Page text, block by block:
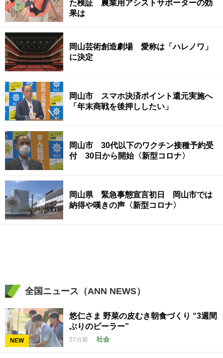
た検証 農業用アシストサポーターの効
果は
岡山芸術創造劇場 愛称は「ハレノワ」
に決定
岡山市 スマホ決済ポイント還元実施へ
「年末商戦を後押ししたい」
岡山市 30代以下のワクチン接種予約受
付 30日から開始〈新型コロナ〉
岡山県 緊急事態宣言初日 岡山市では
納得や嘆きの声〈新型コロナ〉
全国ニュース（ANN NEWS）
NEW
悠仁さま 野菜の皮むき朝食づくり “3週間
ぶりのピーラー”
57分前 社会